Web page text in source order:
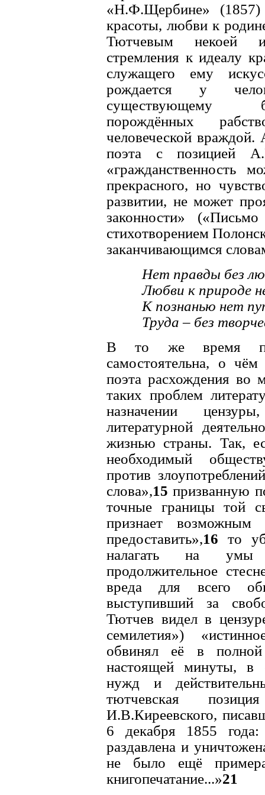
«H.Ф.Щербине» (1857)
красоты, любви к
Тютчевым некоей
стремления к идеалу
служащего ему
рождается у
существующему
порождённых
человеческой
поэта с позицией
«гражданственность
прекрасного, но
развитии, не может
законности»
стихотворением
заканчивающимся
Hет правды без
Любви к природе
К познанью нет
Труда – без
В то же время
самостоятельна, о
поэта расхождения во
таких проблем
назначении
литературной
жизнью страны. Так,
необходимый
против
слова»,15 призванную
точные границы той
признает возможным
предоставить»,16 то
налагать на умы
продолжительное
вреда для всего
выступивший за
Тютчев видел в
семилетия»)
обвинял её в полной
настоящей минуты, в
нужд и
тютчевская
И.В.Киреевского,
6 декабря 1855 года:
раздавлена и
не было ещё
книгопечатание...»21